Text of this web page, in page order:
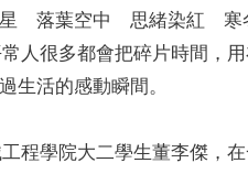
落葉空中 思緒染紅 寒
人很多都會把碎片時間，
生活的感動瞬間。
程學院大二學生董李傑，